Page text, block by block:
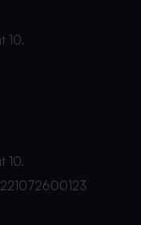
10.
10.
221072600123